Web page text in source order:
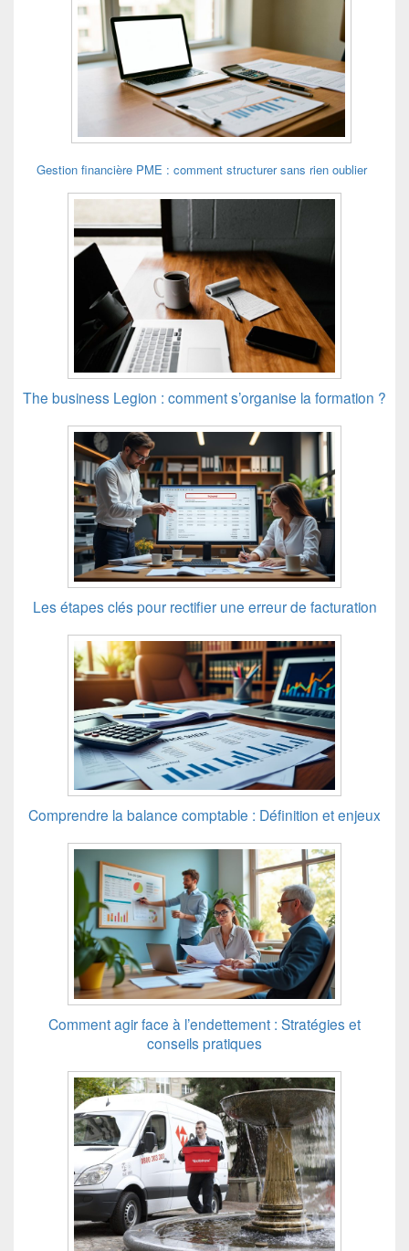
Gestion financière PME : comment structurer sans rien oublier
The business Legion : comment s’organise la formation ?
Les étapes clés pour rectifier une erreur de facturation
Comprendre la balance comptable : Définition et enjeux
Comment agir face à l’endettement : Stratégies et
conseils pratiques